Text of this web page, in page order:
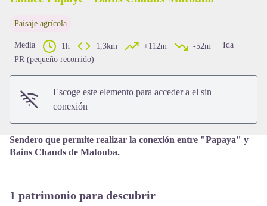
View picture in full screen
Paisaje agrícola
Media 1h 1,3km +112m -52m
Ida
PR (pequeño recorrido)
Escoge este elemento para acceder a el sin
conexión
Sendero que permite realizar la conexión entre "Papaya" y
Bains Chauds de Matouba.
1 patrimonio para descubrir